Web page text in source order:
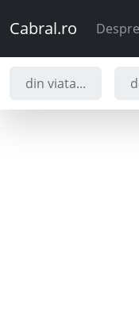
Cabral.ro
din viata...